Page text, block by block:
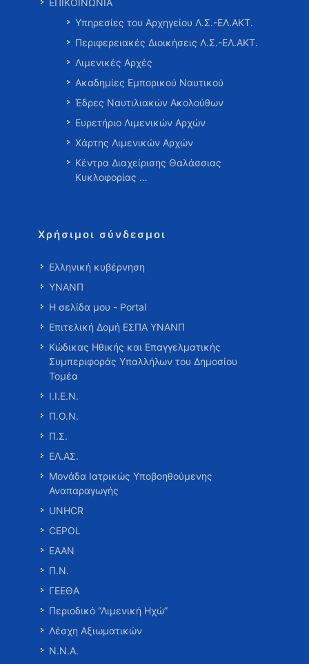
ΕΠΙΚΟΙΝΩΝΙΑ
Υπηρεσίες του Αρχηγείου Λ.Σ.-ΕΛ.ΑΚΤ.
Περιφερειακές Διοικήσεις Λ.Σ.-ΕΛ.ΑΚΤ.
Λιμενικές Αρχές
Ακαδημίες Εμπορικού Ναυτικού
Έδρες Ναυτιλιακών Ακολούθων
Ευρετήριο Λιμενικών Αρχών
Χάρτης Λιμενικών Αρχών
Κέντρα Διαχείρισης Θαλάσσιας
Κυκλοφορίας …
Χρήσιμοι σύνδεσμοι
Ελληνική κυβέρνηση
ΥΝΑΝΠ
Η σελίδα μου - Portal
Επιτελική Δομή ΕΣΠΑ ΥΝΑΝΠ
Κώδικας Ηθικής και Επαγγελματικής
Συμπεριφοράς Υπαλλήλων του Δημοσίου
Τομέα
Ι.Ι.Ε.Ν.
Π.Ο.Ν.
Π.Σ.
ΕΛ.ΑΣ.
Μονάδα Ιατρικώς Υποβοηθούμενης
Αναπαραγωγής
UNHCR
CEPOL
ΕΑΑΝ
Π.Ν.
ΓΕΕΘΑ
Περιοδικό “Λιμενική Ηχώ”
Λέσχη Αξιωματικών
Ν.Ν.Α.